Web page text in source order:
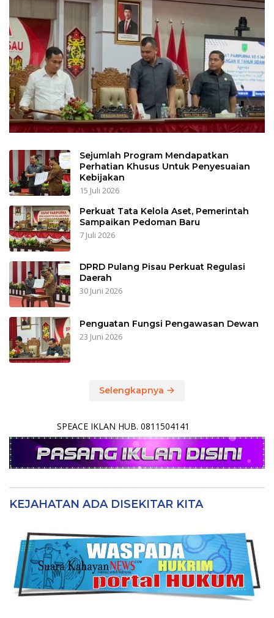
Sejumlah Program Mendapatkan
Perhatian Khusus Untuk Penyesuaian
Kebijakan
15 Juli 2026
Perkuat Tata Kelola Aset, Pemerintah
Sampaikan Pedoman Baru
7 Juli 2026
DPRD Pulang Pisau Perkuat Regulasi
Daerah
30 Juni 2026
Penguatan Fungsi Pengawasan Dewan
23 Juni 2026
Selengkapnya
SPEACE IKLAN HUB. 0811504141
KEJAHATAN ADA DISEKITAR KITA